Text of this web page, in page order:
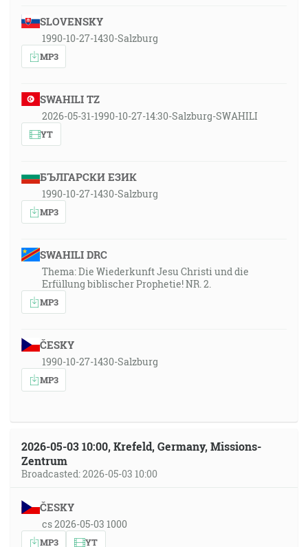
SLOVENSKY
1990-10-27-1430-Salzburg
MP3
SWAHILI TZ
2026-05-31-1990-10-27-14:30-Salzburg-SWAHILI
YT
БЪЛГАРСКИ ЕЗИК
1990-10-27-1430-Salzburg
MP3
SWAHILI DRC
Thema: Die Wiederkunft Jesu Christi und die
Erfüllung biblischer Prophetie! NR. 2.
MP3
ČESKY
1990-10-27-1430-Salzburg
MP3
2026-05-03 10:00, Krefeld, Germany, Missions-
Zentrum
Broadcasted: 2026-05-03 10:00
ČESKY
cs 2026-05-03 1000
MP3 YT